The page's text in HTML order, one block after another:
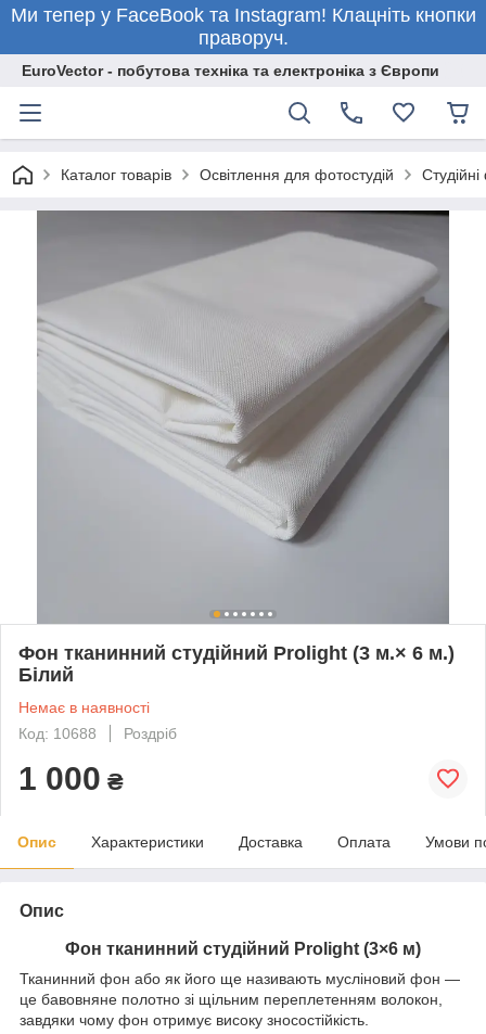
Ми тепер у FaceBook та Instagram! Клацніть кнопки
праворуч.
EuroVector - побутова техніка та електроніка з Європи
Каталог товарів Освітлення для фотостудій
Фон тканинний студійний Prolight (3 м.× 6 м.)
Білий
Немає в наявності
Код: 10688
Роздріб
1 000 ₴
Опис Характеристики Доставка Оплата Умови
Опис
Фон тканинний студійний Prolight (3×6 м)
Тканинний фон або як його ще називають мусліновий фон —
це бавовняне полотно зі щільним переплетенням волокон,
завдяки чому фон отримує високу зносостійкість.